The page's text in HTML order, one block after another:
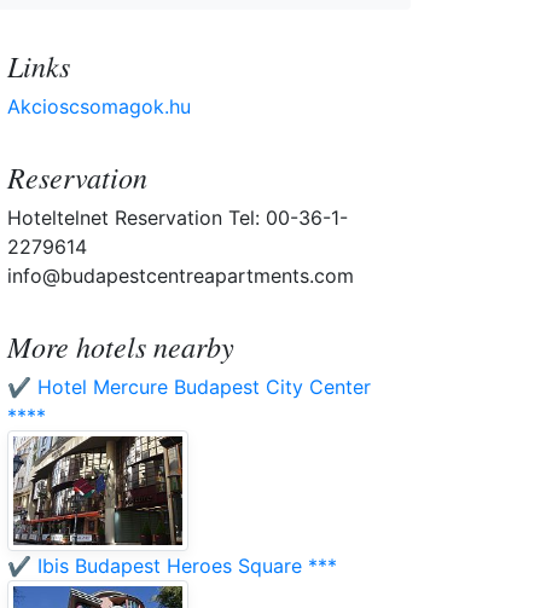
Links
Akcioscsomagok.hu
Reservation
Hoteltelnet Reservation Tel: 00-36-1-
2279614
info@budapestcentreapartments.com
More hotels nearby
✔️ Hotel Mercure Budapest City Center
****
✔️ Ibis Budapest Heroes Square ***